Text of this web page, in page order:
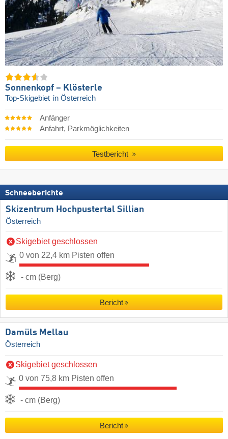
Sonnenkopf – Klösterle
Top-Skigebiet in Österreich
Anfänger
Anfahrt, Parkmöglichkeiten
Testbericht
Schneeberichte
Skizentrum Hochpustertal Sillian
Österreich
Skigebiet geschlossen
0 von 22,4 km Pisten offen
- cm (Berg)
Bericht
Damüls Mellau
Österreich
Skigebiet geschlossen
0 von 75,8 km Pisten offen
- cm (Berg)
Bericht